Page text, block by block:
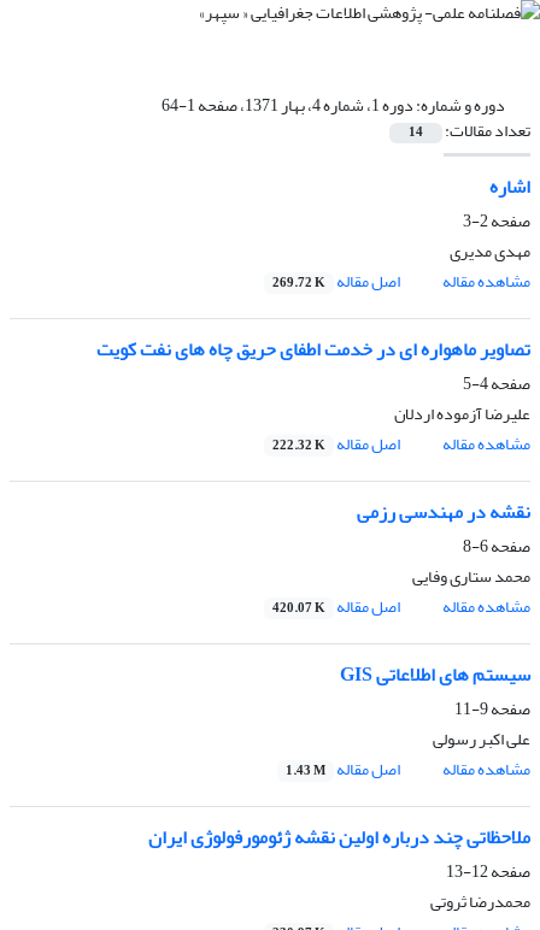
دوره و شماره:دوره 1، شماره 4، بهار 1371، صفحه 1-64
تعداد مقالات: 14
اشاره
صفحه2-3
مهدی مدیری
مشاهده مقاله
اصل مقاله 269.72 K
تصاویر ماهواره ای در خدمت اطفای حریق چاه های نفت کویت
صفحه4-5
علیرضا آزموده اردلان
مشاهده مقاله
اصل مقاله 222.32 K
نقشه در مهندسی رزمی
صفحه6-8
محمد ستاری وفایی
مشاهده مقاله
اصل مقاله 420.07 K
سیستم های اطلاعاتی GIS
صفحه9-11
علی اکبر رسولی
مشاهده مقاله
اصل مقاله 1.43 M
ملاحظاتی چند درباره اولین نقشه ژئومورفولوژی ایران
صفحه12-13
محمدرضا ثروتی